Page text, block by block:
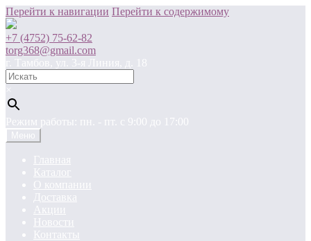
Перейти к навигации Перейти к содержимому
+7 (4752) 75-62-82
torg368@gmail.com
г. Тамбов, ул. 3-я Линия, д. 18
×
Режим работы: пн. - пт. c 9:00 до 17:00
Меню
Главная
Каталог
О компании
Доставка
Акции
Новости
Контакты